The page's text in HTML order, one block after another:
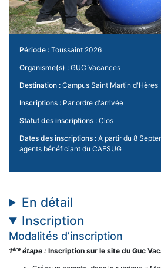
Période : Toussaint 2026
Organisme(s) : GUC Vacances
Destination : Campus Saint Martin d'Hères
Inscriptions : Par ordre d'arrivée
Statut des inscriptions : Clos
Dates des inscriptions : A partir du 8
agents bénéficiant du CAESUG
En détail
Inscription
Modalités d’inscription
1ère étape : Inscription sur le site du Guc